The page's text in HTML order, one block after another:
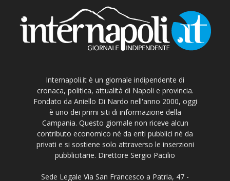
Internapoli.it è un giornale indipendente di
cronaca, politica, attualità di Napoli e provincia.
Fondato da Aniello Di Nardo nell'anno 2000, oggi
è uno dei primi siti di informazione della
Campania. Questo giornale non riceve alcun
contributo economico né da enti pubblici né da
privati e si sostiene solo attraverso le inserzioni
pubblicitarie. Direttore Sergio Pacilio
Sede Legale Via San Francesco a Patria, 47 -